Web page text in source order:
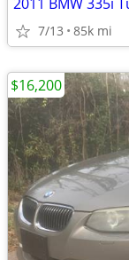
7/13 85k mi
$16,200